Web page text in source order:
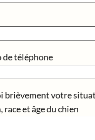
téléphone
brièvement votre
race et âge du chien